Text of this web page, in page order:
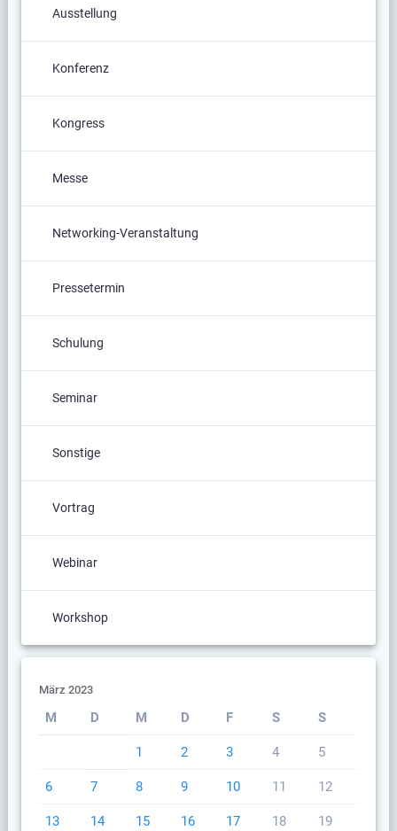
Ausstellung
Konferenz
Kongress
Messe
Networking-Veranstaltung
Pressetermin
Schulung
Seminar
Sonstige
Vortrag
Webinar
Workshop
März 2023
M D M D F S S
1 2 3 4 5
6 7 8 9 10 11 12
13 14 15 16 17 18 19